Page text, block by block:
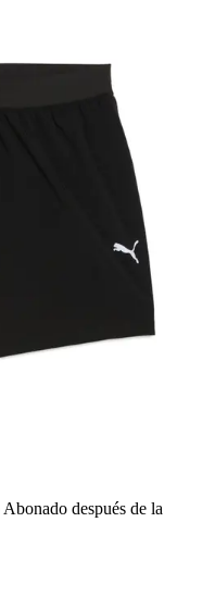
Abonado después de la